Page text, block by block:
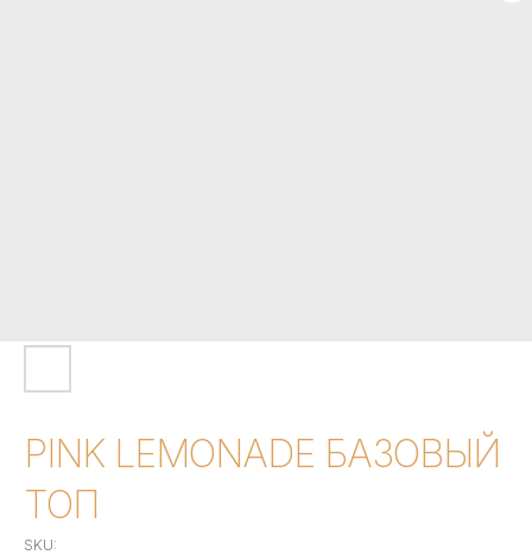
PINK LEMONADE БАЗОВЫЙ
ТОП
SKU: